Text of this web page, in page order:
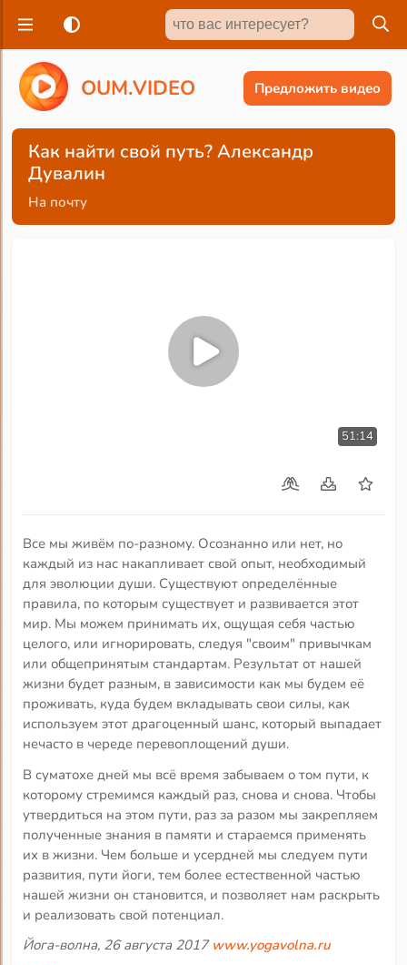
OUM.VIDEO Предложить видео
Как найти свой путь? Александр
Дувалин
На почту
51:14
Все мы живём по-разному. Осознанно или нет, но
каждый из нас накапливает свой опыт, необходимый
для эволюции души. Существуют определённые
правила, по которым существует и развивается этот
мир. Мы можем принимать их, ощущая себя частью
целого, или игнорировать, следуя "своим" привычкам
или общепринятым стандартам. Результат от нашей
жизни будет разным, в зависимости как мы будем её
проживать, куда будем вкладывать свои силы, как
используем этот драгоценный шанс, который выпадает
нечасто в череде перевоплощений души.
В суматохе дней мы всё время забываем о том пути, к
которому стремимся каждый раз, снова и снова. Чтобы
утвердиться на этом пути, раз за разом мы закрепляем
полученные знания в памяти и стараемся применять
их в жизни. Чем больше и усердней мы следуем пути
развития, пути йоги, тем более естественной частью
нашей жизни он становится, и позволяет нам раскрыть
и реализовать свой потенциал.
Йога-волна, 26 августа 2017 www.yogavolna.ru